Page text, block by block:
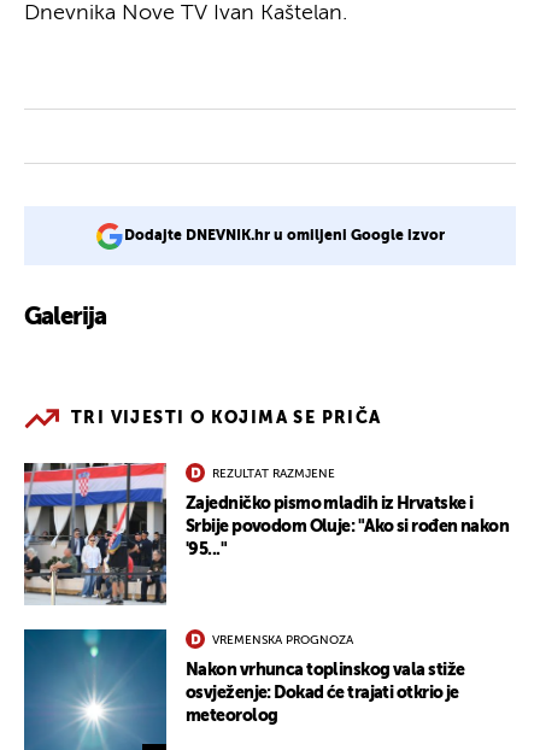
Dnevnika Nove TV Ivan Kaštelan.
Dodajte DNEVNIK.hr u omiljeni Google izvor
Galerija
TRI VIJESTI O KOJIMA SE PRIČA
REZULTAT RAZMJENE
Zajedničko pismo mladih iz Hrvatske i
Srbije povodom Oluje: "Ako si rođen nakon
'95..."
VREMENSKA PROGNOZA
Nakon vrhunca toplinskog vala stiže
osvježenje: Dokad će trajati otkrio je
meteorolog